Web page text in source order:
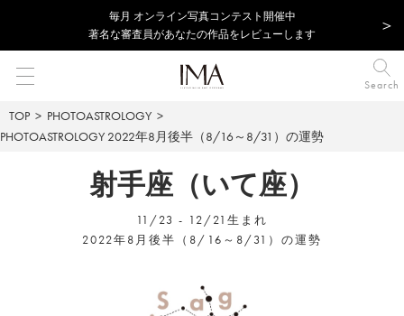
毎⽉ オンライン写真コンテスト開催中
著名な審査員があなたの作品をレビューします
Search
TOP
PHOTOASTROLOGY
PHOTOASTROLOGY 2022年8月後半（8/16～8/31）の運勢
射手座（いて座）
11/23 - 12/21生まれ
2022年8月後半（8/16～8/31）の運勢